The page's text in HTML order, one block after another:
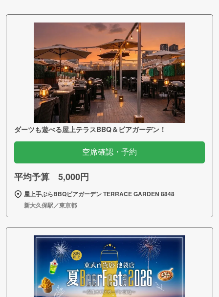
ダーツも遊べる屋上テラスBBQ＆ビアガーデン！
空席確認・予約
平均予算 5,000円
屋上手ぶらBBQビアガーデン TERRACE GARDEN 8848
新大久保駅／東京都